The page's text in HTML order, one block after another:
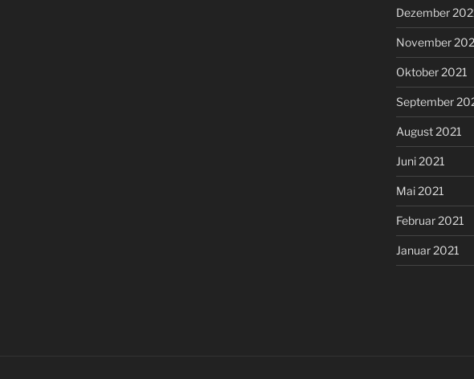
Dezember
November
Oktober 2021
September
August 2021
Juni 2021
Mai 2021
Februar 2021
Januar 2021